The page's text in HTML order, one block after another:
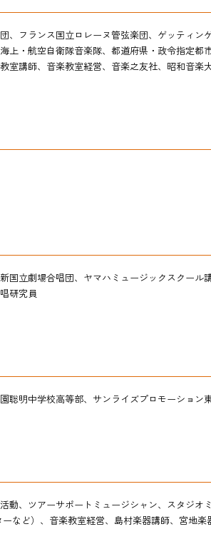
、フランス国立ロレーヌ管弦楽団、ゲッティ
上・航空自衛隊音楽隊、 都道府県・政令指定都
室講師、音楽教室経営、 音楽之友社、昭和音楽
国立劇場合唱団、ヤマハミュージックスクー
研究員
明中学校高等部、サンライズプロモーション
動、ツアーサポートミュージシャン、スタジ
など）、音楽教室経営、 島村楽器講師、宮地楽